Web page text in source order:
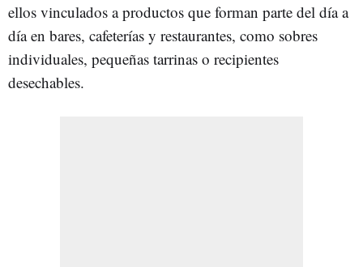
ellos vinculados a productos que forman parte del día a
día en bares, cafeterías y restaurantes, como sobres
individuales, pequeñas tarrinas o recipientes
desechables.